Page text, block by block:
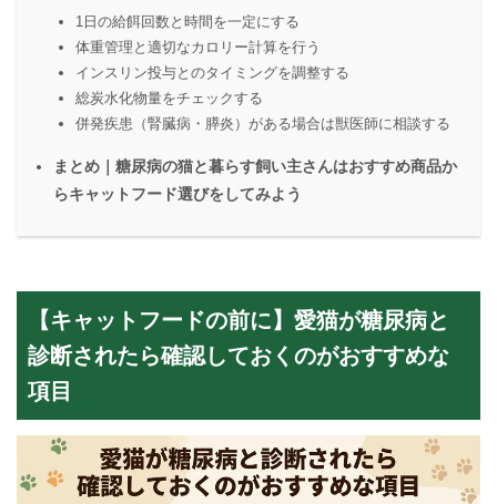
1日の給餌回数と時間を一定にする
体重管理と適切なカロリー計算を行う
インスリン投与とのタイミングを調整する
総炭水化物量をチェックする
併発疾患（腎臓病・膵炎）がある場合は獣医師に相談する
まとめ｜糖尿病の猫と暮らす飼い主さんはおすすめ商品か
らキャットフード選びをしてみよう
【キャットフードの前に】愛猫が糖尿病と
診断されたら確認しておくのがおすすめな
項目